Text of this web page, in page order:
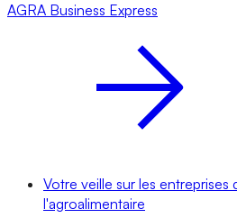
AGRA Business Express
Votre veille sur les entreprises
l'agroalimentaire